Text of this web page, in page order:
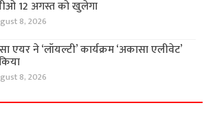
12 अगस्त को खुलेगा
8, 2026
एयर ने ‘लॉयल्टी’ कार्यक्रम ‘अकासा एलीवेट’
8, 2026